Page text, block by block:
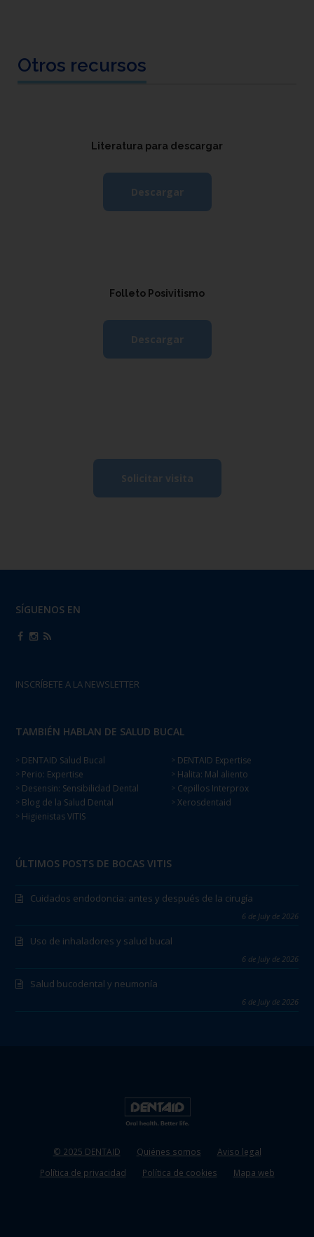
Otros recursos
Literatura para descargar
Descargar
Folleto Posivitismo
Descargar
Solicitar visita
SÍGUENOS EN
INSCRÍBETE A LA NEWSLETTER
TAMBIÉN HABLAN DE SALUD BUCAL
> DENTAID Salud Bucal
> Perio: Expertise
> Desensin: Sensibilidad Dental
> Blog de la Salud Dental
> Higienistas VITIS
> DENTAID Expertise
> Halita: Mal aliento
> Cepillos Interprox
> Xerosdentaid
ÚLTIMOS POSTS DE BOCAS VITIS
Cuidados endodoncia: antes y después de la cirugía
6 de July de 2026
Uso de inhaladores y salud bucal
6 de July de 2026
Salud bucodental y neumonía
6 de July de 2026
© 2025 DENTAID Quiénes somos
Aviso legal
Política de privacidad
Política de cookies Mapa web